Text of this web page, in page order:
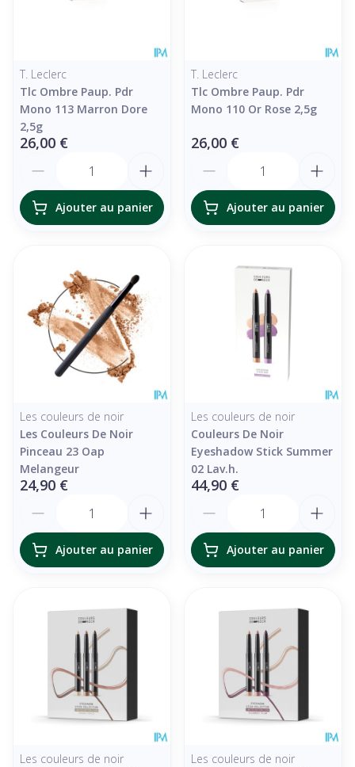
T. Leclerc
Tlc Ombre Paup. Pdr
Mono 113 Marron Dore
2,5g
26,00 €
Ajouter au panier
T. Leclerc
Tlc Ombre Paup. Pdr
Mono 110 Or Rose 2,5g
26,00 €
Ajouter au panier
Les couleurs de noir
Les Couleurs De Noir
Pinceau 23 Oap
Melangeur
24,90 €
Ajouter au panier
Les couleurs de noir
Couleurs De Noir
Eyeshadow Stick Summer
02 Lav.h.
44,90 €
Ajouter au panier
Les couleurs de noir
Les couleurs de noir